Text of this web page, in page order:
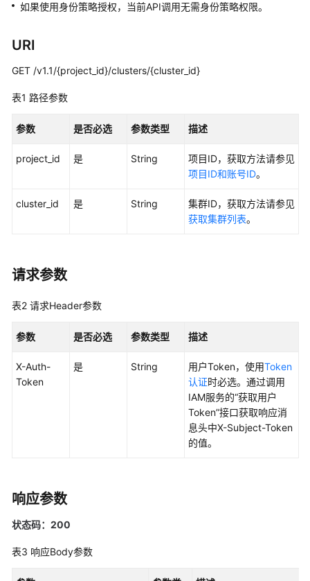
快
入
户
南
最
践
考
API
考
使
用
览
如
调
如果使用身份策略授权，当前API调用无需身份策略权限。
URI
GET /v1.1/{project_id}/clusters/{cluster_id}
表1 路径参数
参数 是否必选 参数类型 描述
project_id 是 String
项目ID，获取方法请参见
项目ID和账号ID。
cluster_id 是 String
集群ID，获取方法请参见
获取集群列表。
请求参数
表2 请求Header参数
参数 是否必选 参数类型 描述
X-Auth-
Token
是 String 用户Token，使用Token
认证时必选。通过调用
IAM服务的“获取用户
Token”接口获取响应消
息头中X-Subject-Token
的值。
响应参数
状态码：200
表3 响应Body参数